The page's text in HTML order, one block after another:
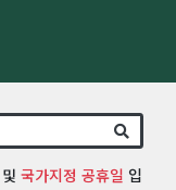
및 국가지정 공휴일 입